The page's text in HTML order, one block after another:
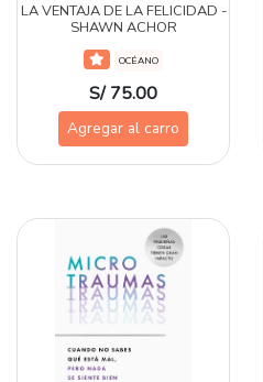
LA VENTAJA DE LA FELICIDAD -
SHAWN ACHOR
OCÉANO
S/ 75.00
Agregar al carro